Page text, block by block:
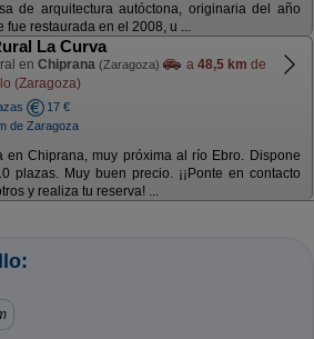
de arquitectura autóctona, originaria del año
fue restaurada en el 2008, u ...
La Curva
en Chiprana (Zaragoza) a 48,5 km de
(Zaragoza)
17 €
de Zaragoza
en Chiprana, muy próxima al río Ebro. Dispone
plazas. Muy buen precio. ¡¡Ponte en contacto
y realiza tu reserva! ...